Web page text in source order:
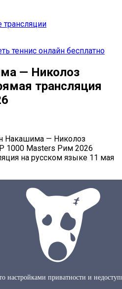
теннис онлайн бесплатно
— Николоз
трансляция
Накашима — Николоз
1000 Masters Рим 2026
на русском языке 11 мая